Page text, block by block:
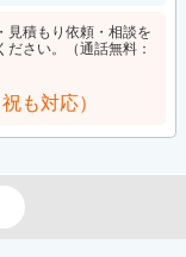
見積もり依頼・相談を
さい。（通話無料：
も対応）